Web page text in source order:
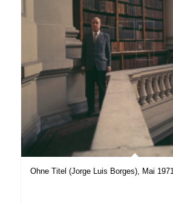
Ohne Titel (Jorge Luis Borges), Mai 1971